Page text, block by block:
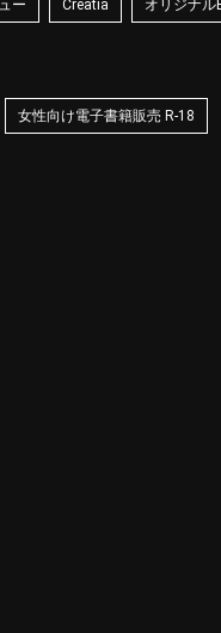
ー Creatia オリジナル
女性向け電子書籍販売 R-18